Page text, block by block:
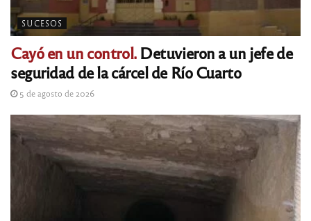
SUCESOS
Cayó en un control.Detuvieron a un jefe de
seguridad de la cárcel de Río Cuarto
5 de agosto de 2026